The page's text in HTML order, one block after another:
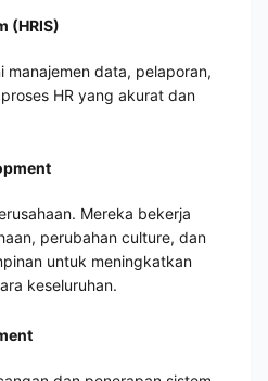
(HRIS)
manajemen data, pelaporan,
HR yang akurat dan
Mereka bekerja
perubahan culture, dan
untuk meningkatkan
keseluruhan.